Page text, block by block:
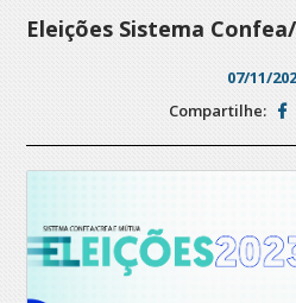
Eleições Sistema
07/11/
Compartilhe: